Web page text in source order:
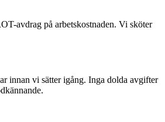
avdrag på arbetskostnaden. Vi sköter
innan vi sätter igång. Inga dolda avgifter